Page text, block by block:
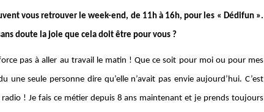
vous retrouver le week-end, de 11h à 16h, pour les « Dédifun ».
doute la joie que cela doit être pour vous ?
pas à aller au travail le matin ! Que ce soit pour moi ou pour mes
une seule personne dire qu’elle n’avait pas envie aujourd’hui. C’est
! Je fais ce métier depuis 8 ans maintenant et je prends toujours